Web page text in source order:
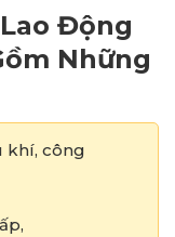
Động
Những
khí, công